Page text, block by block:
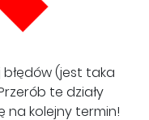
(jest taka
te działy
na kolejny termin!